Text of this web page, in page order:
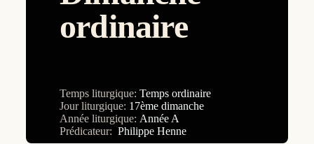
Jeudi Saint
Noël
Pâques
ordinaire
Temps liturgique: Temps ordinaire
Jour liturgique: 17ème dimanche
Année liturgique: Année A
Prédicateur: Philippe Henne